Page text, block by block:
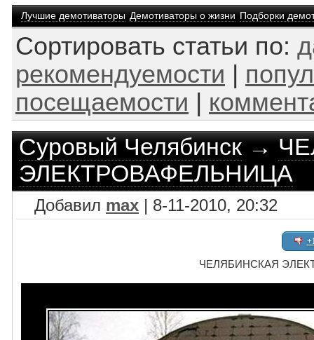
Лучшие демотиваторы Демотиваторы о жизни Подборки
Сортировать статьи по:
рекомендуемости
посещаемости
Суровый Челябинск→
ЭЛЕКТРОВАФЕЛЬНИЦА
Добавил max | 8-11-2010, 20:32
ЧЕЛЯБИНСКАЯ